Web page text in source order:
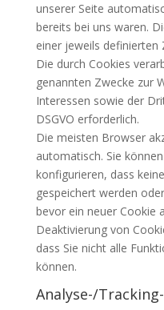
unserer Seite
bereits bei uns waren.
einer jeweils
Die durch Cookies
genannten Zwecke zur
Interessen sowie der
DSGVO erforderlich.
Die meisten Browser
automatisch. Sie
konfigurieren, dass
gespeichert werden
bevor ein neuer Cookie
Deaktivierung von
dass Sie nicht alle
können.
Analyse-/